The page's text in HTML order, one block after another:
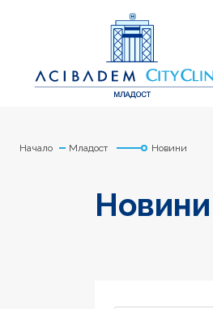
Начало Младост Новини
Новини